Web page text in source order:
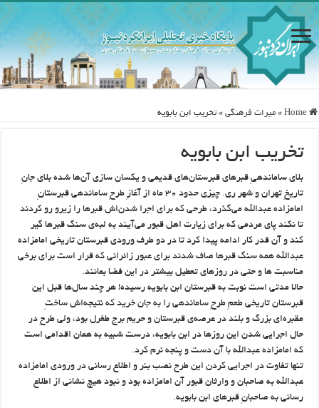
Home
» ميراث فرهنگی » تخریب ابن بابویه
تخریب ابن بابویه
بلای ساماندهیِ قبرهای قبرستان‌های قدیمی و یکسان سازی آن‌ها شده بلای جانِ
تاریخِ تهران و شهر ری. چیزی حدود ۳۰ ماه از آغازِ طرحِ ساماندهی قبرستانِ
امامزاده عبدالله می‌گذرد، طرحی که برای اجرا شدن‌اش قبرها را زیرو رو کردند
تا نکند پای مردمی که برای زیارت اهل قبور می‌آیند به لبه‌ی سنگ قبرها گیر
کند و آن قدر کار ادامه پیدا کرد تا در دو طرف ورودی قبرستان تاریخی امامزاده
عبدالله همه سنگ قبرها صاف شدند برای عبور زائرانی که قرار است برای برخی
مناسبت ها و حتی در روزهای تعطیل بیشتر در این فضا بمانند.
حالا مدتی است نوبت به قبرستان ابن‌ بابویه رسیده! هر چند سال‌ها قبل این
قبرستان تاریخی طعمِ طرحِ ساماندهی را به جان خرید که نتیجه‌اش ساختِ
مقبره‌ای بزرگ و بلند در عرصه‌ی قبرستان و حریم برج طغرل بود، ولی طرحِ در
حال اجرایی شدن این روزها در ابن بابویه، درست شبیه به همان اقدامی است
که امامزاده عبدالله با آن دست و پنجه نرم کرد.
تنها تفاوت در اجرایی کردن این طرح نصب بنر و اطلاع رسانی در ورودی امامزاده
عبدالله به صاحبان و وارثان قبور آن امامزاده بود و نبود هیچ نشانی از اطلاع
رسانی به صاحبانِ قبرهای ابن بابویه.